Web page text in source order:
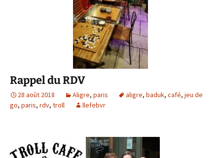
Rappel du RDV
28 août 2018 Aligre, paris aligre, baduk, café, jeu de
go, paris, rdv, troll llefebvr